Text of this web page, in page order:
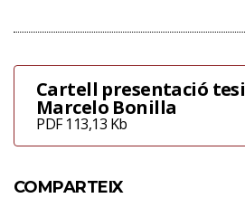
Cartell presentació tesi
Marcelo Bonilla
PDF 113,13 Kb
COMPARTEIX